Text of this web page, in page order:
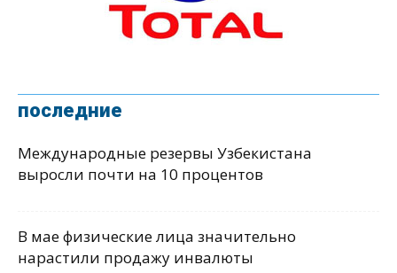
последние
Международные резервы Узбекистана
выросли почти на 10 процентов
В мае физические лица значительно
нарастили продажу инвалюты